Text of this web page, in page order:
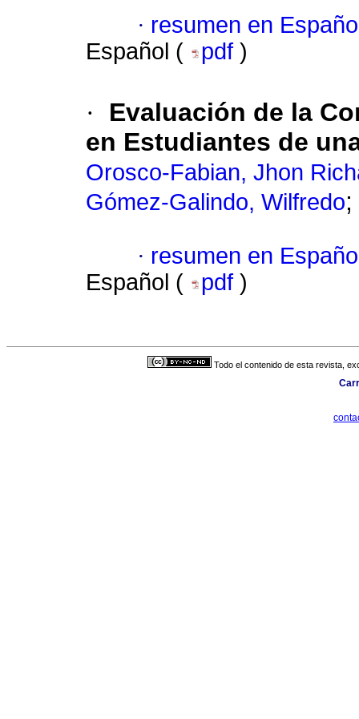
· resumen en
Español (
pdf )
·
Evaluación de la
en Estudiantes de
Orosco-Fabian, Jhon
Gómez-Galindo, Wilfredo;
· resumen en
Español (
pdf )
Todo el contenido de esta revista,